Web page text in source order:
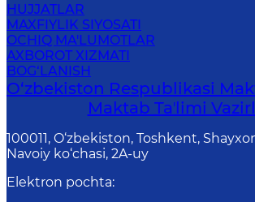
HUJJATLAR
MAXFIYLIK SIYOSATI
OCHIQ MA'LUMOTLAR
AXBOROT XIZMATI
BOG‘LANISH
O‘zbekiston Respublikasi
Maktab Taʼlimi
100011, O‘zbekiston, Toshkent,
Navoiy ko‘chasi, 2A-uy
Elektron pochta: